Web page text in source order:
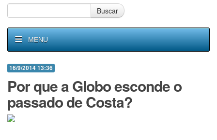
Buscar
MENU
16/9/2014 13:36
Por que a Globo esconde o
passado de Costa?